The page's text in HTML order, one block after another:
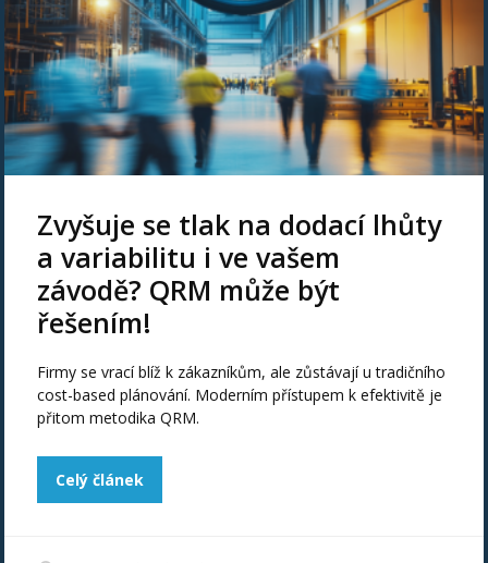
Zvyšuje se tlak na dodací lhůty
a variabilitu i ve vašem
závodě? QRM může být
řešením!
Firmy se vrací blíž k zákazníkům, ale zůstávají u tradičního
cost-based plánování. Moderním přístupem k efektivitě je
přitom metodika QRM.
Celý článek